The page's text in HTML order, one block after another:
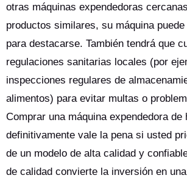
otras máquinas expendedoras
productos similares, su máquina
para destacarse. También tendrá que
regulaciones sanitarias locales (por
inspecciones regulares de
alimentos) para evitar multas o
Comprar una máquina expendedora de
definitivamente vale la pena si usted
de un modelo de alta calidad y
de calidad convierte la inversión en